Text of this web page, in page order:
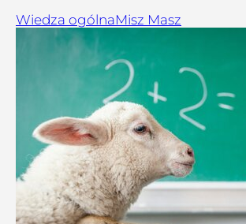
Wiedza ogólnaMisz Masz